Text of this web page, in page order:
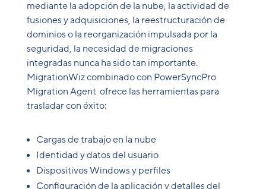
mediante la adopción de la nube, la actividad de
fusiones y adquisiciones, la reestructuración de
dominios o la reorganización impulsada por la
seguridad, la necesidad de migraciones
integradas nunca ha sido tan importante.
MigrationWiz combinado con PowerSyncPro
Migration Agent ofrece las herramientas para
trasladar con éxito:
Cargas de trabajo en la nube
Identidad y datos del usuario
Dispositivos Windows y perfiles
Configuración de la aplicación y detalles del